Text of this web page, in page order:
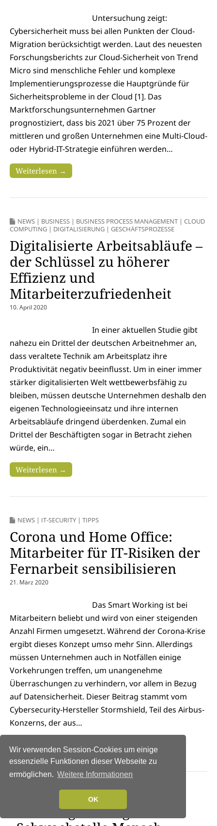
Wir verwenden Session-Cookies um einige
essenzielle Funktionen dieser Webseite zu
ermöglichen. Weitere Informationen
OK
Untersuchung zeigt:
Cybersicherheit muss bei allen Punkten der Cloud-
Migration berücksichtigt werden. Laut des neuesten
Forschungsberichts zur Cloud-Sicherheit von Trend
Micro sind menschliche Fehler und komplexe
Implementierungsprozesse die Hauptgründe für
Sicherheitsprobleme in der Cloud [1]. Das
Marktforschungsunternehmen Gartner
prognostiziert, dass bis 2021 über 75 Prozent der
mittleren und großen Unternehmen eine Multi-Cloud-
oder Hybrid-IT-Strategie einführen werden…
Weiterlesen →
NEWS | BUSINESS | BUSINESS PROCESS MANAGEMENT | CLOUD
COMPUTING | DIGITALISIERUNG | GESCHÄFTSPROZESSE
Digitalisierte Arbeitsabläufe –
der Schlüssel zu höherer
Effizienz und
Mitarbeiterzufriedenheit
10. April 2020
In einer aktuellen Studie gibt
nahezu ein Drittel der deutschen Arbeitnehmer an,
dass veraltete Technik am Arbeitsplatz ihre
Produktivität negativ beeinflusst. Um in einer immer
stärker digitalisierten Welt wettbewerbsfähig zu
bleiben, müssen deutsche Unternehmen deshalb den
eigenen Technologieeinsatz und ihre internen
Arbeitsabläufe dringend überdenken. Zumal ein
Drittel der Beschäftigten sogar in Betracht ziehen
würde, ein…
Weiterlesen →
NEWS | IT-SECURITY | TIPPS
Corona und Home Office:
Mitarbeiter für IT-Risiken der
Fernarbeit sensibilisieren
21. März 2020
Das Smart Working ist bei
Mitarbeitern beliebt und wird von einer steigenden
Anzahl Firmen umgesetzt. Während der Corona-Krise
ergibt dieses Konzept umso mehr Sinn. Allerdings
müssen Unternehmen auch in Notfällen einige
Vorkehrungen treffen, um unangenehme
Überraschungen zu verhindern, vor allem in Bezug
auf Datensicherheit. Dieser Beitrag stammt vom
Cybersecurity-Hersteller Stormshield, Teil des Airbus-
Konzerns, der aus…
Weiterlesen →
SERVICES
Social Engineering nutzt